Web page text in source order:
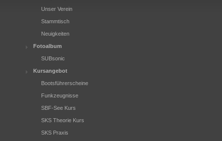
Unser Verein
Stammtisch
Neuigkeiten
Fotoalbum
SUBsonic
Kursangebot
Bootsführerscheine
Funkzeugnisse
SBF-See Kurs
SKS Theorie Kurs
SKS Praxis